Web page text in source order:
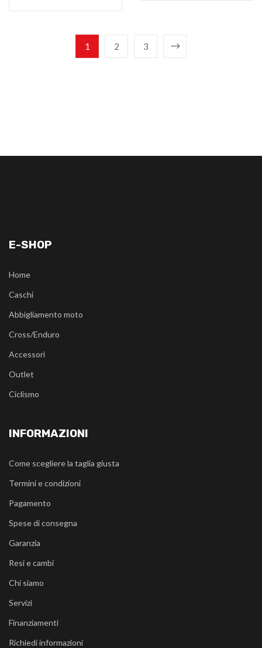
1 2 3
E-SHOP
Home
Caschi
Abbigliamento moto
Cross/Enduro
Accessori
Outlet
Ciclismo
INFORMAZIONI
Come scegliere la taglia giusta
Termini e condizioni
Pagamento
Spese di consegna
Garanzia
Resi e cambi
Chi siamo
Servizi
Finanziamenti
Richiedi informazioni